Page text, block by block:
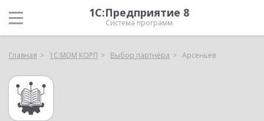
1С:Предприятие 8
Система программ
Главная 1С:MDM КОРП Выбор партнёра Арсеньев